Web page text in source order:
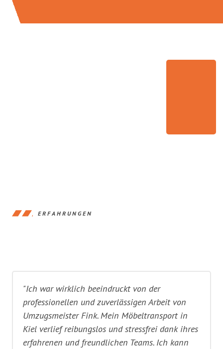
ERFAHRUNGEN
"Ich war wirklich beeindruckt von der
professionellen und zuverlässigen Arbeit von
Umzugsmeister Fink. Mein Möbeltransport in
Kiel verlief reibungslos und stressfrei dank ihres
erfahrenen und freundlichen Teams. Ich kann